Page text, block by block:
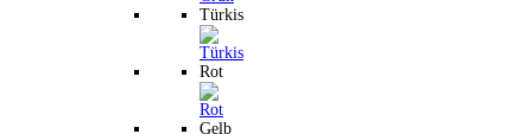
Türkis
Rot
Gelb